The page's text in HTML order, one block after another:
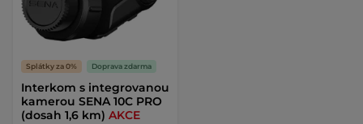
Splátky za 0% Doprava zdarma
Interkom s integrovanou
kamerou SENA 10C PRO
(dosah 1,6 km) AKCE